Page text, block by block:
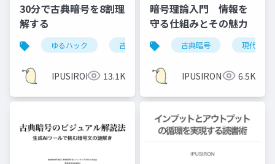
30分で古典暗号を8割理
解する
ゆるハック 古典暗号 暗号
IPUSIRON 13.1K
暗号理論入門 情報を
守る仕組みとその魅力
古典暗号 現代暗号
IPUSIRON 6.5K